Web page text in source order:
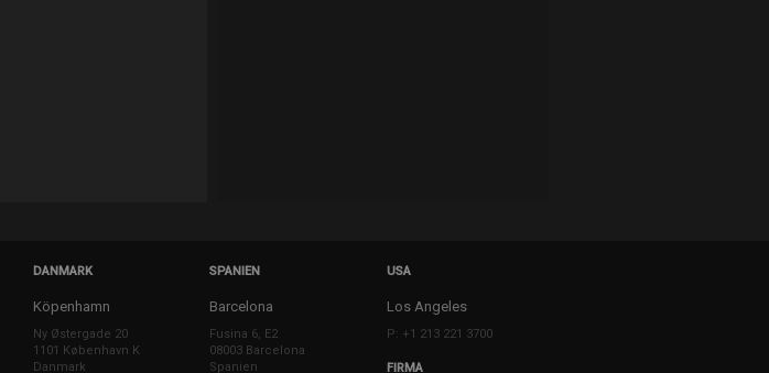
DANMARK
Köpenhamn
Ny Østergade 20
1101 København K
Danmark
SPANIEN
Barcelona
Fusina 6, E2
08003 Barcelona
Spanien
USA
Los Angeles
P: +1 213 221 3700
FIRMA